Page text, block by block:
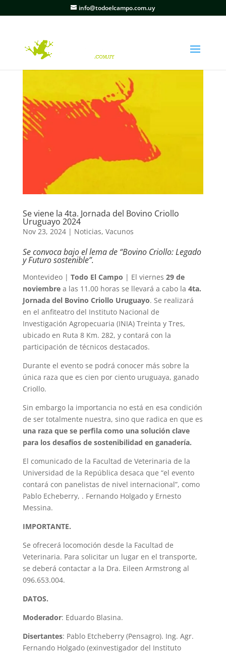
info@todoelcampo.com.uy
Se viene la 4ta. Jornada del Bovino Criollo
Uruguayo 2024
Nov 23, 2024| Noticias, Vacunos
Se convoca bajo el lema de “Bovino Criollo: Legado
y Futuro sostenible”.
Montevideo | Todo El Campo | El viernes 29 de
noviembrea las 11.00 horas se llevará a cabo la 4ta.
Jornada del Bovino Criollo Uruguayo. Se realizará
en el anfiteatro del Instituto Nacional de
Investigación Agropecuaria (INIA) Treinta y Tres,
ubicado en Ruta 8 Km. 282, y contará con la
participación de técnicos destacados.
Durante el evento se podrá conocer más sobre la
única raza que es cien por ciento uruguaya, ganado
Criollo.
Sin embargo la importancia no está en esa condición
de ser totalmente nuestra, sino que radica en que es
una raza que se perfila como una solución clave
para los desafíos de sostenibilidad en ganadería.
El comunicado de la Facultad de Veterinaria de la
Universidad de la República desaca que “el evento
contará con panelistas de nivel internacional”, como
Pablo Echeberry, . Fernando Holgado y Ernesto
Messina.
IMPORTANTE.
Se ofrecerá locomoción desde la Facultad de
Veterinaria. Para solicitar un lugar en el transporte,
se deberá contactar a la Dra. Eileen Armstrong al
096.653.004.
DATOS.
Moderador: Eduardo Blasina.
Disertantes: Pablo Etcheberry (Pensagro). Ing. Agr.
Fernando Holgado (exinvestigador del Instituto